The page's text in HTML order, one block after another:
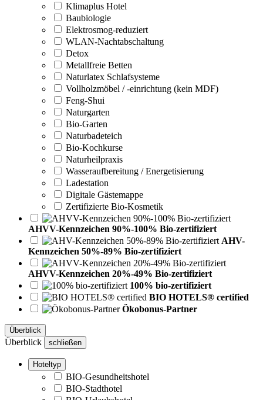
Klimaplus Hotel
Baubiologie
Elektrosmog-reduziert
WLAN-Nachtabschaltung
Detox
Metallfreie Betten
Naturlatex Schlafsysteme
Vollholzmöbel / -einrichtung (kein MDF)
Feng-Shui
Naturgarten
Bio-Garten
Naturbadeteich
Bio-Kochkurse
Naturheilpraxis
Wasseraufbereitung / Energetisierung
Ladestation
Digitale Gästemappe
Zertifizierte Bio-Kosmetik
AHVV-Kennzeichen 90%-100% Bio-zertifiziert
AHV-
Kennzeichen 50%-89% Bio-zertifiziert
AHVV-Kennzeichen 20%-49% Bio-zertifiziert
100% bio-zertifiziert
BIO HOTELS® certified
Ökobonus-Partner
Überblick
Überblick schließen
Hoteltyp
BIO-Gesundheitshotel
BIO-Stadthotel